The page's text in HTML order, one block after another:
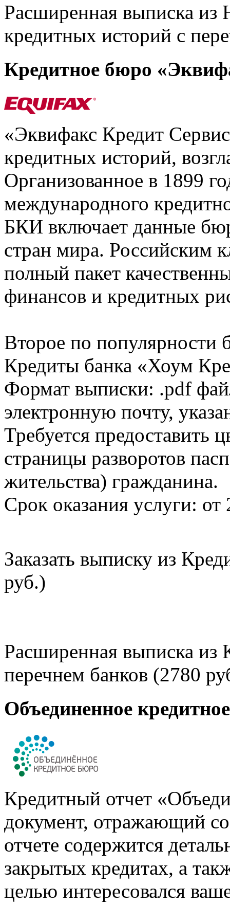
Расширенная выписка из
кредитных историй с
Кредитное бюро
«Эквифакс Кредит
кредитных историй,
Организованное в 1899
международного
БКИ включает данные
стран мира. Российским
полный пакет
финансов и кредитных
Второе по популярности
Кредиты банка «Хоум
Формат выписки: .pdf
электронную почту,
Требуется предоставить
страницы разворотов
жительства) гражданина.
Срок оказания услуги: от
Заказать выписку из
руб.)
Расширенная выписка из
перечнем банков (2780
Объединенное
Кредитный отчет
документ, отражающий
отчете содержится
закрытых кредитах, а
целью интересовался